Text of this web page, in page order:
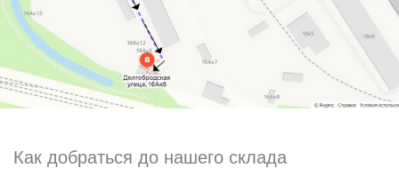
Как добраться до нашего склада